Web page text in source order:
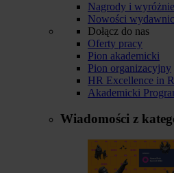
Nagrody i
Nowości
Dołącz do nas
Oferty pracy
Pion akademicki
Pion organizacyjny
HR Excellence in
Akademicki
Wiadomości z